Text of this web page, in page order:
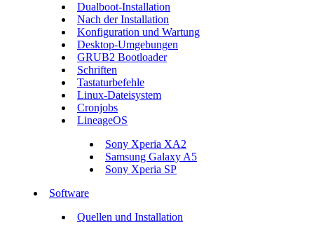
Dualboot-Installation
Nach der Installation
Konfiguration und Wartung
Desktop-Umgebungen
GRUB2 Bootloader
Schriften
Tastaturbefehle
Linux-Dateisystem
Cronjobs
LineageOS
Sony Xperia XA2
Samsung Galaxy A5
Sony Xperia SP
Software
Quellen und Installation